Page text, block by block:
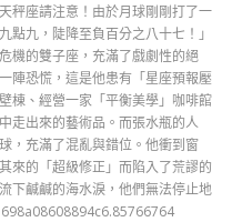
秤座請注意！由於月球剛剛打了一
九，陡降至負百分之八十七！」
機的雙子座，充滿了戲劇性的絕
陣恐慌，這是他患有「星座預報壓
棟、經營一家「平衡美學」咖啡館
走出來的藝術品。而張水瓶的人
，充滿了混亂與錯位。他衝到窗
來的「超級修正」而陷入了荒謬的
下鹹鹹的海水淚，他們無法停止地